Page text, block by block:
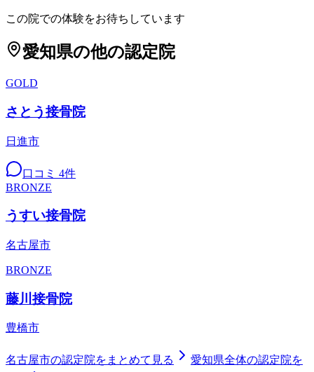
この院での体験をお待ちしています
愛知県の他の認定院
GOLD
さとう接骨院
日進市
口コミ 4件
BRONZE
うすい接骨院
名古屋市
BRONZE
藤川接骨院
豊橋市
名古屋市の認定院をまとめて見る 愛知県全体の認定院を